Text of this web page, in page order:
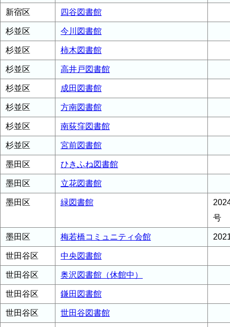
新宿区 四谷図書館
杉並区 今川図書館
杉並区 柿木図書館
杉並区 高井戸図書館
杉並区 成田図書館
杉並区 方南図書館
杉並区 南荻窪図書館
杉並区 宮前図書館
墨田区 ひきふね図書館
墨田区 立花図書館
墨田区 緑図書館
号
墨田区 梅若橋コミュニティ会館
世田谷区 中央図書館
世田谷区 奥沢図書館（休館中）
世田谷区 鎌田図書館
世田谷区 世田谷図書館